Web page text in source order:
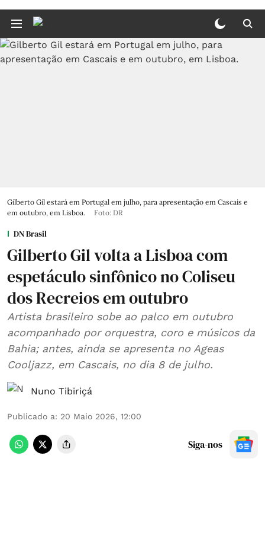
Gilberto Gil estará em Portugal em julho, para apresentação em Cascais e
em outubro, em Lisboa.
Foto: DR
DN Brasil
Gilberto Gil volta a Lisboa com
espetáculo sinfônico no Coliseu
dos Recreios em outubro
Artista brasileiro sobe ao palco em outubro
acompanhado por orquestra, coro e músicos da
Bahia; antes, ainda se apresenta no Ageas
Cooljazz, em Cascais, no dia 8 de julho.
Nuno Tibiriçá
Publicado a: 20 Maio 2026, 12:00
Siga-nos